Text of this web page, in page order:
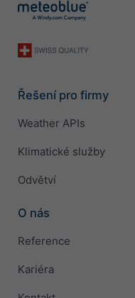
Řešení pro firmy
Weather APIs
Klimatické služby
Odvětví
O nás
Reference
Kariéra